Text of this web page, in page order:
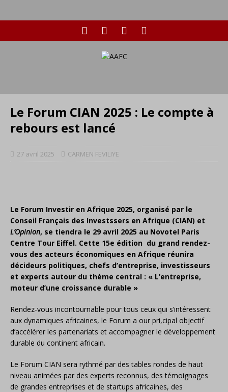
Le Forum CIAN 2025 : Le compte à
rebours est lancé
27 avril 2025 CARMEN FEVILIYE
Le Forum Investir en Afrique 2025, organisé par le
Conseil Français des Investssers en Afrique (CIAN) et
L’Opinion, se tiendra le 29 avril 2025 au Novotel Paris
Centre Tour Eiffel. Cette 15e édition du grand rendez-
vous des acteurs économiques en Afrique réunira
décideurs politiques, chefs d’entreprise, investisseurs
et experts autour du thème central : « L’entreprise,
moteur d’une croissance durable »
Rendez-vous incontournable pour tous ceux qui s’intéressent
aux dynamiques africaines, le Forum a our pri,cipal objectif
d’accélérer les partenariats et accompagner le développement
durable du continent africain.
Le Forum CIAN sera rythmé par des tables rondes de haut
niveau animées par des experts reconnus, des témoignages
de grandes entreprises et de startups africaines, des